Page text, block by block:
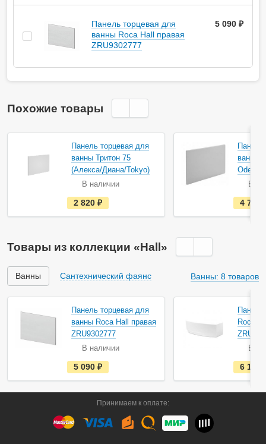
Панель торцевая для
ванны Roca Hall правая
ZRU9302777
5 090 ₽
Похожие товары
Панель торцевая для
ванны Тритон 75
(Алекса/Диана/Tokyo)
В наличии
е
с
т
а
ч
и
2 820
ванны
Odeon
В
4 700
Товары из коллекции «Hall»
Ванны Сантехнический фаянс Ванны: 8 товаров
Акция
Панель торцевая для
ванны Roca Hall правая
ZRU9302777
В наличии
е
с
т
н
л
5 090
Roca
В
6 190
Принимаем к оплате: